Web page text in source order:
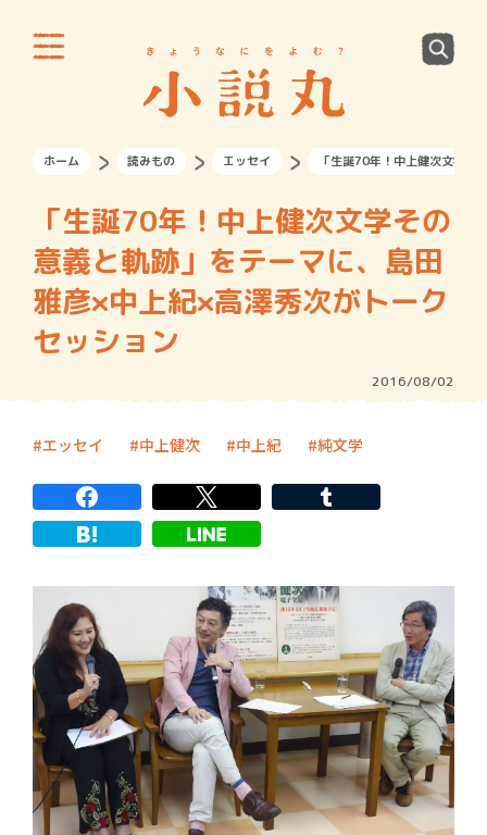
ホーム 読みもの エッセイ 「生誕70年！中上健次文学そ
「生誕70年！中上健次文学その
意義と軌跡」をテーマに、島田
雅彦×中上紀×高澤秀次がトーク
セッション
2016/08/02
エッセイ 中上健次 中上紀 純文学